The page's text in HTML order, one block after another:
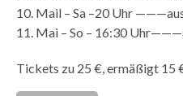
10. Mail – Sa –20 Uhr
11. Mai – So – 16:30
Tickets zu 25 €, ermäßigt 15